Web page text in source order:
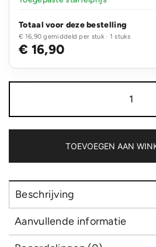
Totaal voor deze bestelling
€ 16,90 gemiddeld per stuk · 1 stuks
€ 16,90
RCS
met
ruis
TOEVOEGEN AAN
Beschrijving
Aanvullende informatie